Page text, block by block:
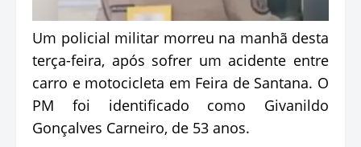
Um policial militar morreu na manhã desta
terça-feira, após sofrer um acidente entre
carro e motocicleta em Feira de Santana. O
PM foi identificado como Givanildo
Gonçalves Carneiro, de 53 anos.